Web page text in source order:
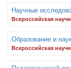
Научные
Всероссийская
Образование и
Всероссийская